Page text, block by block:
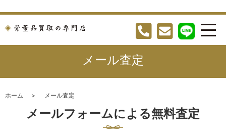
メール査定
ホーム メール査定
メールフォームによる無料査定